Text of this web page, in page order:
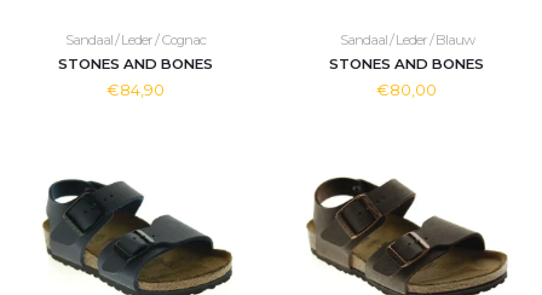
Sandaal / Leder / Cognac
STONES AND BONES
€84,90
Sandaal / Leder / Blauw
STONES AND BONES
€80,00